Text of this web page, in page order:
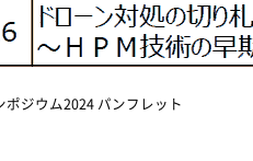
ジウム2024 パンフレット